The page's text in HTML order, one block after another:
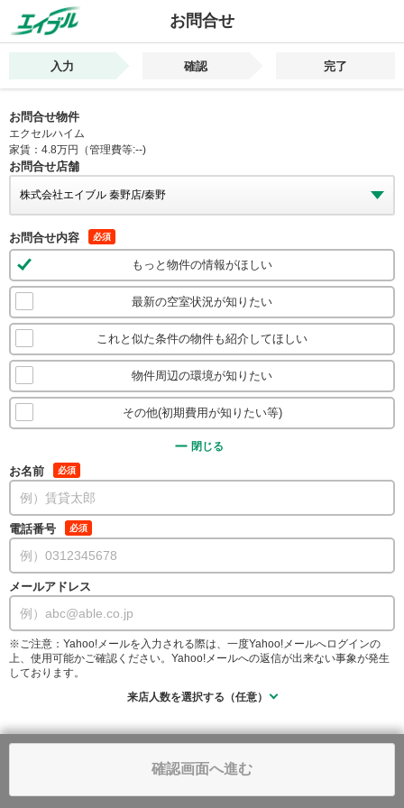
お問合せ
入力 確認 完了
お問合せ物件
エクセルハイム
家賃：4.8万円（管理費等:--)
お問合せ店舗
お問合せ内容 必須
もっと物件の情報がほしい
最新の空室状況が知りたい
これと似た条件の物件も紹介してほしい
物件周辺の環境が知りたい
その他(初期費用が知りたい等)
閉じる
お名前 必須
電話番号 必須
メールアドレス
※ご注意：Yahoo!メールを入力される際は、一度Yahoo!メールへログインの
上、使用可能かご確認ください。Yahoo!メールへの返信が出来ない事象が発生
しております。
来店人数を選択する（任意）
確認画面へ進む